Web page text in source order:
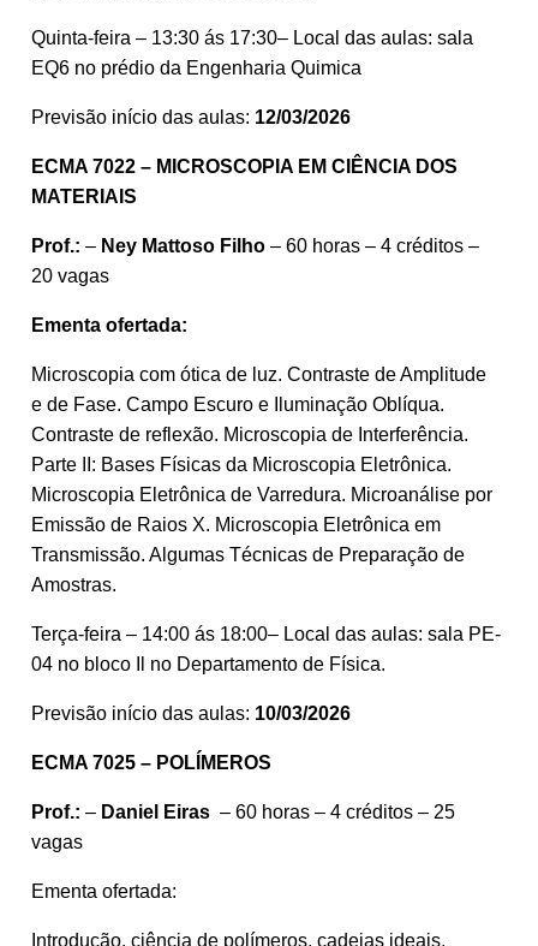
Quinta-feira – 13:30 ás 17:30– Local das aulas: sala
EQ6 no prédio da Engenharia Quimica
Previsão início das aulas: 12/03/2026
ECMA 7022 – MICROSCOPIA EM CIÊNCIA DOS
MATERIAIS
Prof.: – Ney Mattoso Filho – 60 horas – 4 créditos –
20 vagas
Ementa ofertada:
Microscopia com ótica de luz. Contraste de Amplitude
e de Fase. Campo Escuro e Iluminação Oblíqua.
Contraste de reflexão. Microscopia de Interferência.
Parte II: Bases Físicas da Microscopia Eletrônica.
Microscopia Eletrônica de Varredura. Microanálise por
Emissão de Raios X. Microscopia Eletrônica em
Transmissão. Algumas Técnicas de Preparação de
Amostras.
Terça-feira – 14:00 ás 18:00– Local das aulas: sala PE-
04 no bloco Il no Departamento de Física.
Previsão início das aulas: 10/03/2026
ECMA 7025 – POLÍMEROS
Prof.: – Daniel Eiras – 60 horas – 4 créditos – 25
vagas
Ementa ofertada:
Introdução, ciência de polímeros, cadeias ideais,